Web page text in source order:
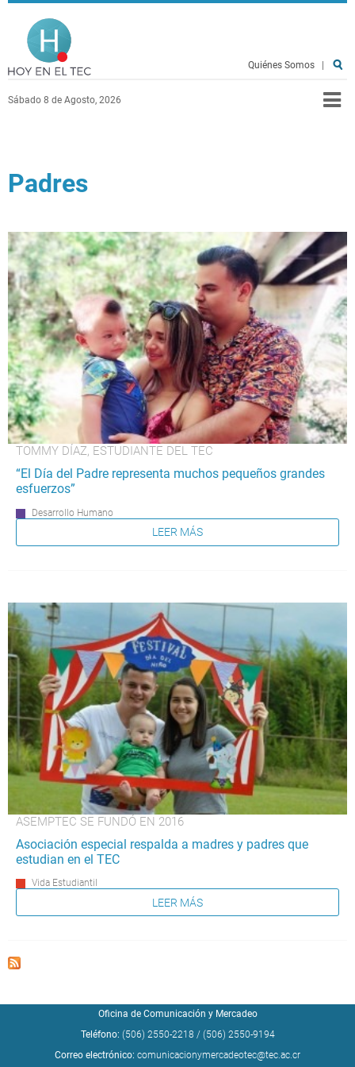
Pasar al contenido principal
Sábado 8 de Agosto, 2026
Quiénes Somos
Padres
TOMMY DÍAZ, ESTUDIANTE DEL TEC
“El Día del Padre representa muchos pequeños grandes
esfuerzos”
Desarrollo Humano
LEER MÁS
ASEMPTEC SE FUNDÓ EN 2016
Asociación especial respalda a madres y padres que
estudian en el TEC
Vida Estudiantil
LEER MÁS
Oficina de Comunicación y Mercadeo
Teléfono: (506) 2550-2218 / (506) 2550-9194
Correo electrónico: comunicacionymercadeotec@tec.ac.cr